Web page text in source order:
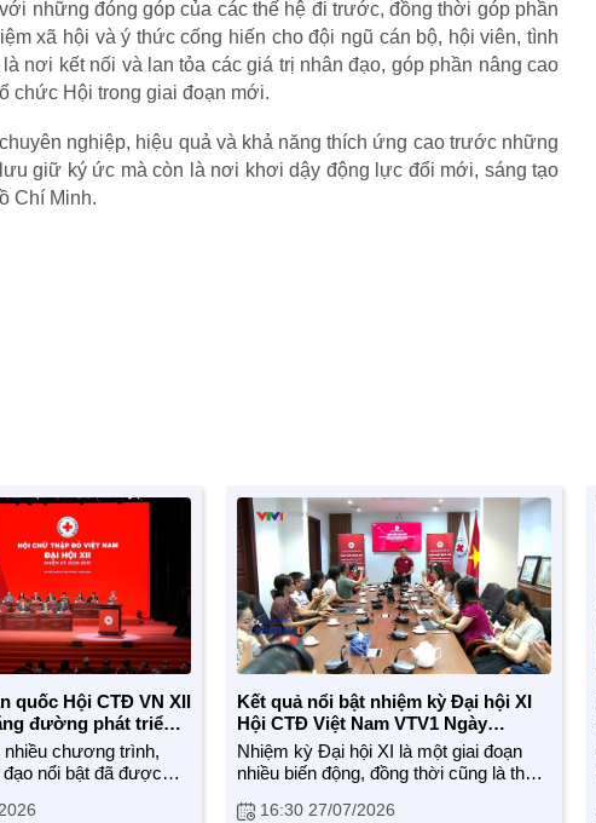
những đóng góp của các thế hệ đi trước, đồng thời góp phần
xã hội và ý thức cống hiến cho đội ngũ cán bộ, hội viên, tình
nơi kết nối và lan tỏa các giá trị nhân đạo, góp phần nâng cao
chức Hội trong giai đoạn mới.
nghiệp, hiệu quả và khả năng thích ứng cao trước những
giữ ký ức mà còn là nơi khơi dậy động lực đổi mới, sáng tạo
Chí Minh.
quốc Hội CTĐ VN XII
đường phát triển
nhiều chương trình,
đạo nổi bật đã được
CTĐVN lần thứ XII
Kết quả nổi bật nhiệm kỳ Đại hội XI
Hội CTĐ Việt Nam VTV1 Ngày
27.7.2026
Nhiệm kỳ Đại hội XI là một giai đoạn
nhiều biến động, đồng thời cũng là thời
CTĐ Việt Nam. Đại hội đại biểu toàn
16:30 27/07/2026